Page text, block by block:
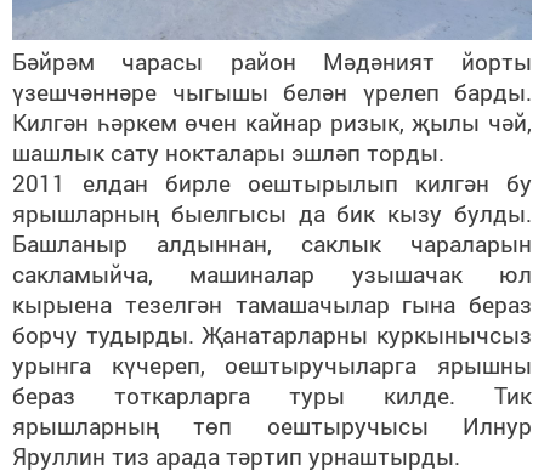
Бәйрәм чарасы район Мәдәният йорты
үзешчәннәре чыгышы белән үрелеп барды.
Килгән һәркем өчен кайнар ризык, җылы чәй,
шашлык сату нокталары эшләп торды.
2011 елдан бирле оештырылып килгән бу
ярышларның быелгысы да бик кызу булды.
Башланыр алдыннан, саклык чараларын
сакламыйча, машиналар узышачак юл
кырыена тезелгән тамашачылар гына бераз
борчу тудырды. Җанатарларны куркынычсыз
урынга күчереп, оештыручыларга ярышны
бераз тоткарларга туры килде. Тик
ярышларның төп оештыручысы Илнур
Яруллин тиз арада тәртип урнаштырды.